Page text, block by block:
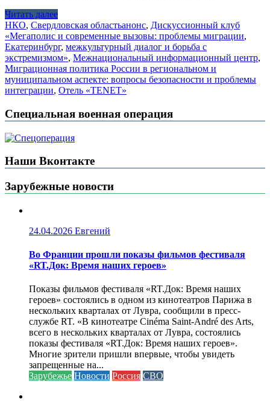
Читать далее
НКО, Свердловская областьанонс, Дискуссионный клуб
«Мегаполис и современные вызовы: проблемы миграции,
Екатеринбург, межкультурный диалог и борьба с
экстремизмом», Межнациональный информационный центр,
Миграционная политика России в региональном и
муниципальном аспекте: вопросы безопасности и проблемы
интеграции, Отель «TENET»
Специальная военная операция
Наши Вконтакте
Зарубежные новости
24.04.2026 Евгений
Во Франции прошли показы фильмов фестиваля
«RT.Док: Время наших героев»
Показы фильмов фестиваля «RT.Док: Время наших
героев» состоялись в одном из кинотеатров Парижа в
нескольких кварталах от Лувра, сообщили в пресс-
службе RT. «В кинотеатре Cinéma Saint-André des Arts,
всего в нескольких кварталах от Лувра, состоялись
показы фестиваля «RT.Док: Время наших героев».
Многие зрители пришли впервые, чтобы увидеть
запрещенные на...
Зарубежье Новости Россия СВО